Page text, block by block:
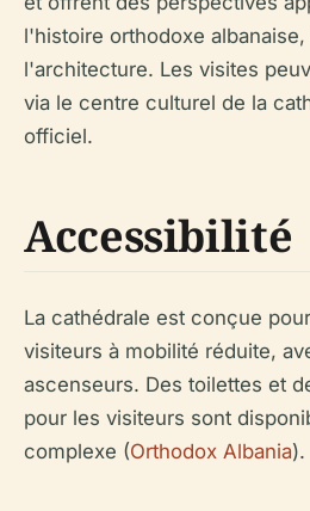
l'histoire orthodoxe
l'architecture. Les visites
via le centre culturel de la
officiel.
Accessibilité
La cathédrale est conçue
visiteurs à mobilité réduite,
ascenseurs. Des toilettes et
pour les visiteurs sont
complexe (Orthodox Albania).